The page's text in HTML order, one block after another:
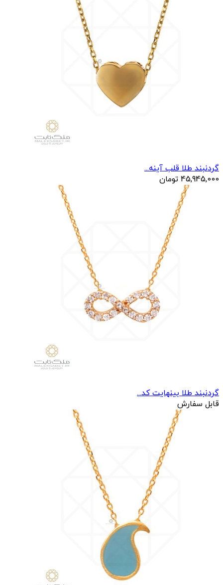
گردنبند طلا قلب آینه...
45,945,000 تومان
گردنبند طلا بینهایت کد...
قابل سفارش